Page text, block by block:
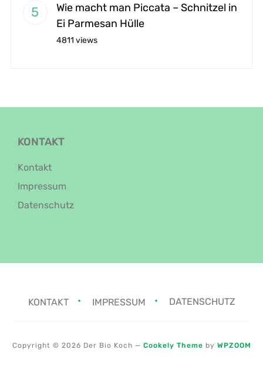
Wie macht man Piccata – Schnitzel in
Ei Parmesan Hülle
4811 views
KONTAKT
Kontakt
Impressum
Datenschutz
KONTAKT IMPRESSUM DATENSCHUTZ
Copyright © 2026 Der Bio Koch — Cookely Theme by WPZOOM